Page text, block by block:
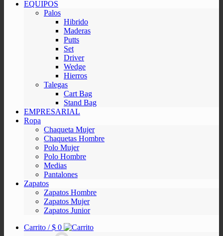
EQUIPOS
Palos
Hibrido
Maderas
Putts
Set
Driver
Wedge
Hierros
Talegas
Cart Bag
Stand Bag
EMPRESARIAL
Ropa
Chaqueta Mujer
Chaquetas Hombre
Polo Mujer
Polo Hombre
Medias
Pantalones
Zapatos
Zapatos Hombre
Zapatos Mujer
Zapatos Junior
Carrito /$ 0